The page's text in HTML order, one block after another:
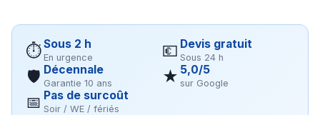
⏱Sous 2 h
En urgence 💶 Devis gratuit
Sous 24 h
🛡 Décennale
Garantie 10 ans ★ 5,0/5
sur Google
📅 Pas de surcoût
Soir / WE / fériés